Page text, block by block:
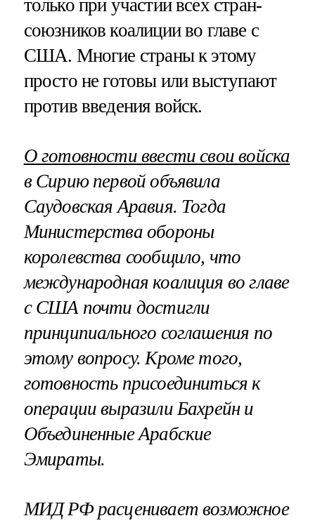
только при участии всех стран-
союзников коалиции во главе с
США. Многие страны к этому
просто не готовы или выступают
против введения войск.
О готовности ввести свои войска
в Сирию первой объявила
Саудовская Аравия. Тогда
Министерства обороны
королевства сообщило, что
международная коалиция во главе
с США почти достигли
принципиального соглашения по
этому вопросу. Кроме того,
готовность присоединиться к
операции выразили Бахрейн и
Объединенные Арабские
Эмираты.
МИД РФ расценивает возможное